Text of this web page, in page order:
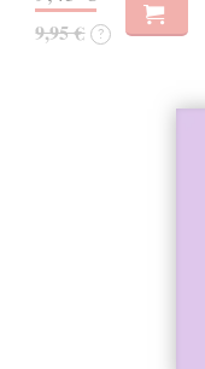
9,95 € ?